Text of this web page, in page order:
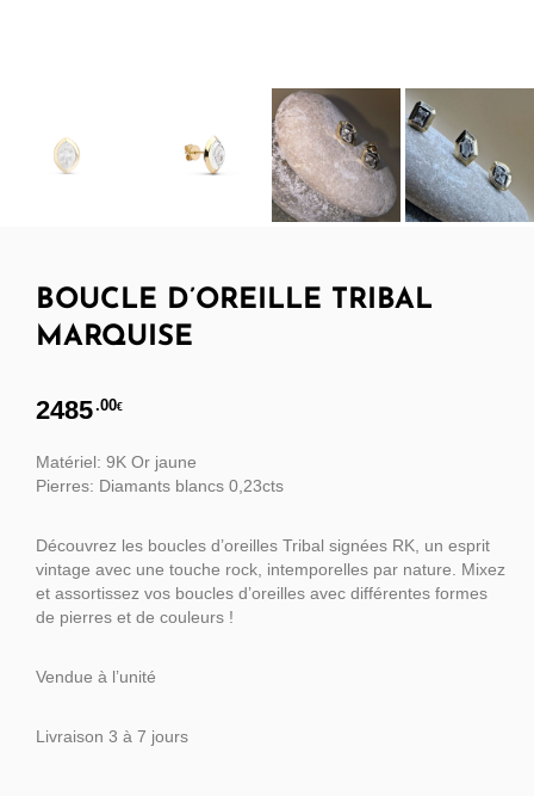
BOUCLE D’OREILLE TRIBAL
MARQUISE
2485.00€
Matériel: 9K Or jaune
Pierres: Diamants blancs 0,23cts
Découvrez les boucles d’oreilles Tribal signées RK, un esprit
vintage avec une touche rock, intemporelles par nature. Mixez
et assortissez vos boucles d’oreilles avec différentes formes
de pierres et de couleurs !
Vendue à l’unité
Livraison 3 à 7 jours